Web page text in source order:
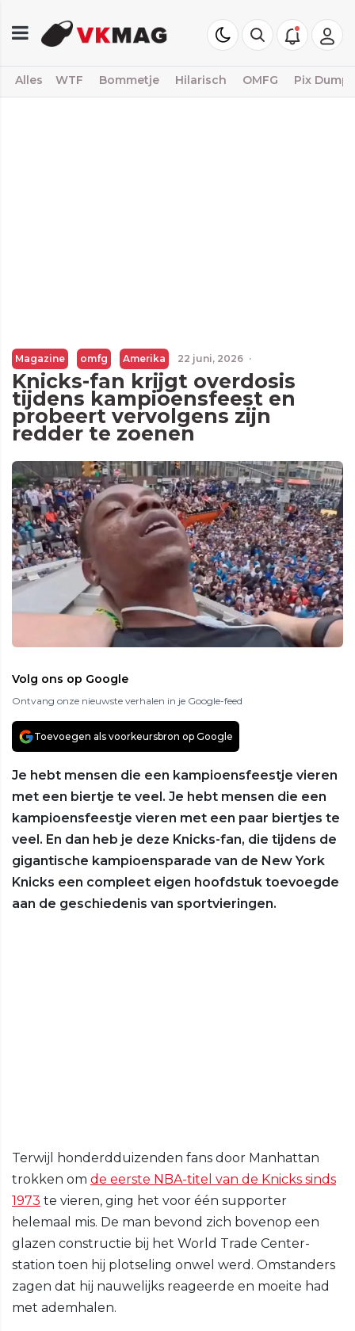
Alles WTF Bommetje Hilarisch OMFG Pix Dump
Magazine omfg Amerika 22 juni, 2026 ·
Knicks-fan krijgt overdosis
tijdens kampioensfeest en
probeert vervolgens zijn
redder te zoenen
Volg ons op Google
Ontvang onze nieuwste verhalen in je Google-feed
Toevoegen als voorkeursbron op Google
Je hebt mensen die een kampioensfeestje vieren
met een biertje te veel. Je hebt mensen die een
kampioensfeestje vieren met een paar biertjes te
veel. En dan heb je deze Knicks-fan, die tijdens de
gigantische kampioensparade van de New York
Knicks een compleet eigen hoofdstuk toevoegde
aan de geschiedenis van sportvieringen.
Terwijl honderdduizenden fans door Manhattan
trokken om de eerste NBA-titel van de Knicks sinds
1973 te vieren, ging het voor één supporter
helemaal mis. De man bevond zich bovenop een
glazen constructie bij het World Trade Center-
station toen hij plotseling onwel werd. Omstanders
zagen dat hij nauwelijks reageerde en moeite had
met ademhalen.